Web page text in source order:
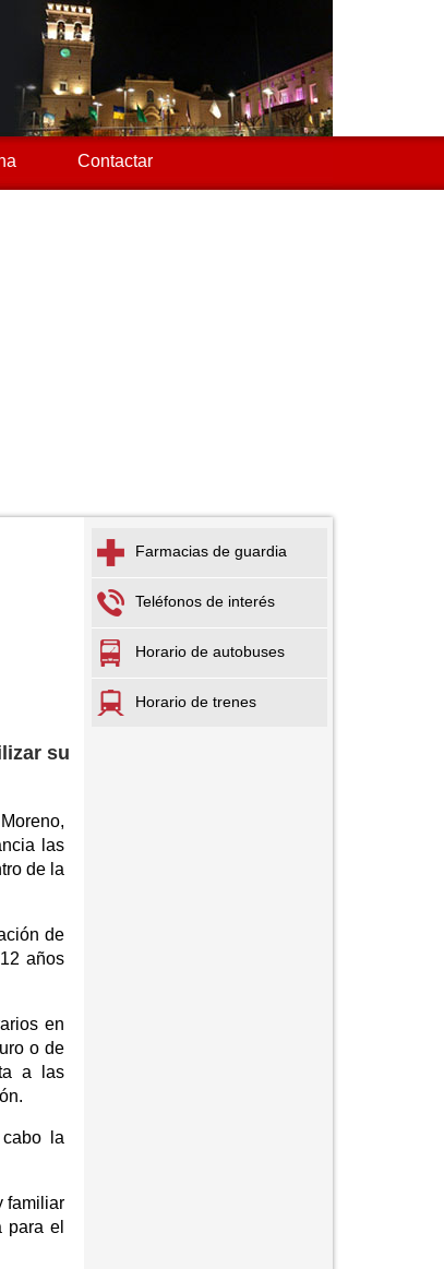
Contactar
su
las
de la
de
años
en
o de
a las
la
familiar
para el
Farmacias de guardia
Teléfonos de interés
Horario de autobuses
Horario de trenes